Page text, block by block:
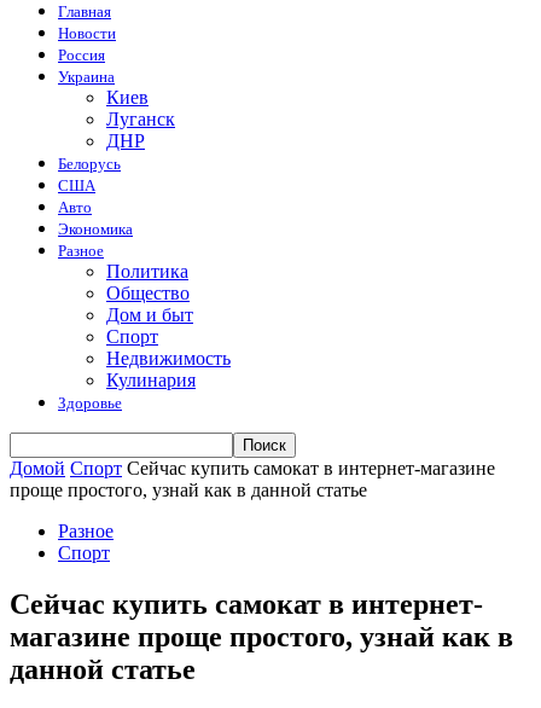
Главная
Новости
Россия
Украина
Киев
Луганск
ДНР
Белорусь
США
Авто
Экономика
Разное
Политика
Общество
Дом и быт
Спорт
Недвижимость
Кулинария
Здоровье
Домой Спорт Сейчас купить самокат в интернет-магазине
проще простого, узнай как в данной статье
Разное
Спорт
Сейчас купить самокат в интернет-
магазине проще простого, узнай как в
данной статье